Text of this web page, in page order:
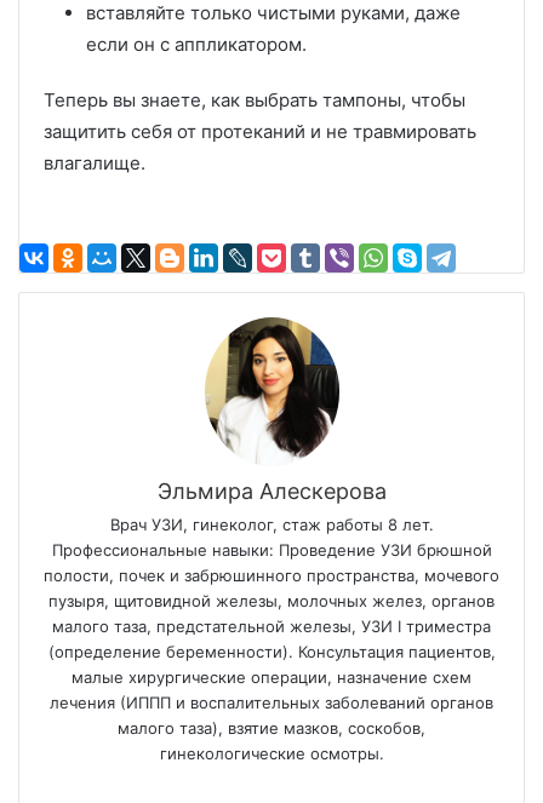
вставляйте только чистыми руками, даже
если он с аппликатором.
Теперь вы знаете, как выбрать тампоны, чтобы
защитить себя от протеканий и не травмировать
влагалище.
Эльмира Алескерова
Врач УЗИ, гинеколог, стаж работы 8 лет.
Профессиональные навыки: Проведение УЗИ брюшной
полости, почек и забрюшинного пространства, мочевого
пузыря, щитовидной железы, молочных желез, органов
малого таза, предстательной железы, УЗИ I триместра
(определение беременности). Консультация пациентов,
малые хирургические операции, назначение схем
лечения (ИППП и воспалительных заболеваний органов
малого таза), взятие мазков, соскобов,
гинекологические осмотры.